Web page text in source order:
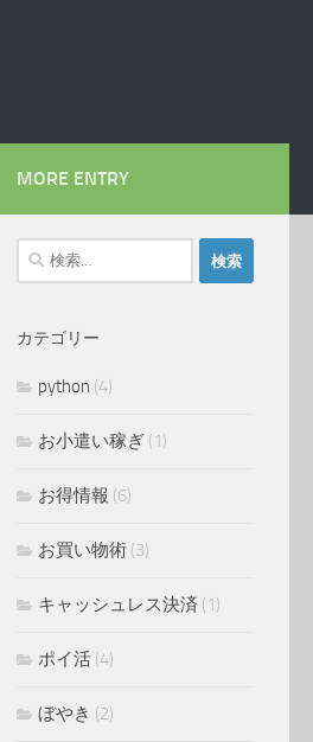
MORE ENTRY
検
索:
カテゴリー
python (4)
お小遣い稼ぎ (1)
お得情報 (6)
お買い物術 (3)
キャッシュレス決済 (1)
ポイ活 (4)
ぼやき (2)